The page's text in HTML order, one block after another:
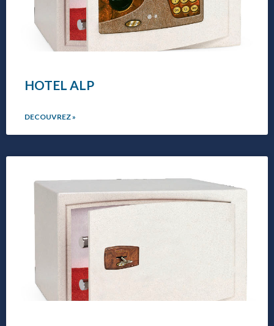
HOTEL ALP
DECOUVREZ »